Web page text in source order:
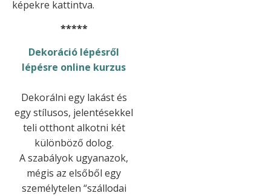
képekre kattintva.
*****
Dekoráció lépésről
lépésre online kurzus
Dekorálni egy lakást és
egy stílusos, jelentésekkel
teli otthont alkotni két
különböző dolog.
A szabályok ugyanazok,
mégis az elsőből egy
személytelen “szállodai